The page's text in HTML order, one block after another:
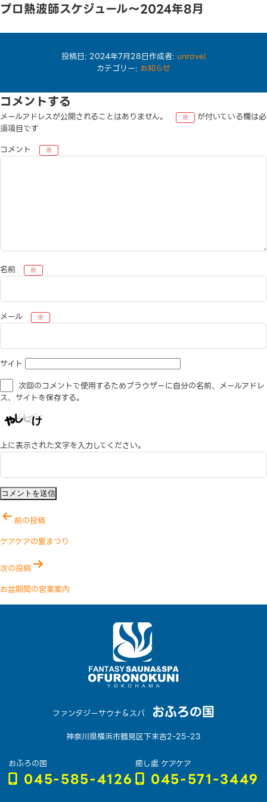
プロ熱波師スケジュール〜2024年8月
プロ熱波師スケジュール
投稿日: 2024年7月28日作成者: unravel
カテゴリー: お知らせ
コメントする
メールアドレスが公開されることはありません。 ※
が付いている欄は必
須項目です
コメント
※
名前 ※
メール ※
サイト
次回のコメントで使用するためブラウザーに自分の名前、メールアドレ
ス、サイトを保存する。
上に表示された文字を入力してください。
投
稿
ビ
ゲ
ー
前の投稿
ケアケアの夏まつり
次の投稿
お盆期間の営業案内
ファンタジーサウナ＆スパ おふろの国
神奈川県横浜市鶴見区下末吉2-25-23
おふろの国
045-585-4126
癒し處 ケアケア
045-571-3449